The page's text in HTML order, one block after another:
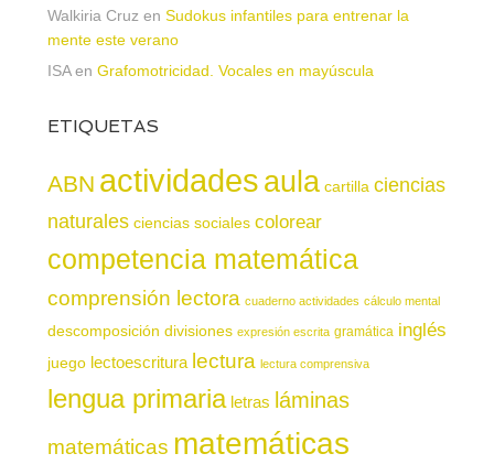
Walkiria Cruz en Sudokus infantiles para entrenar la
mente este verano
ISAen Grafomotricidad. Vocales en mayúscula
ETIQUETAS
ABN actividadesaula cartilla ciencias
naturales ciencias sociales colorear
competencia matemática
comprensión lectora cuaderno actividades cálculo mental
descomposición divisiones expresión escrita gramática inglés
juego lectoescritura lectura lectura comprensiva
lengua primaria letras láminas
matemáticas matemáticas